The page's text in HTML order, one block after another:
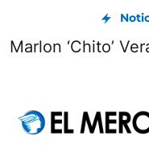
Marlon ‘Chito’